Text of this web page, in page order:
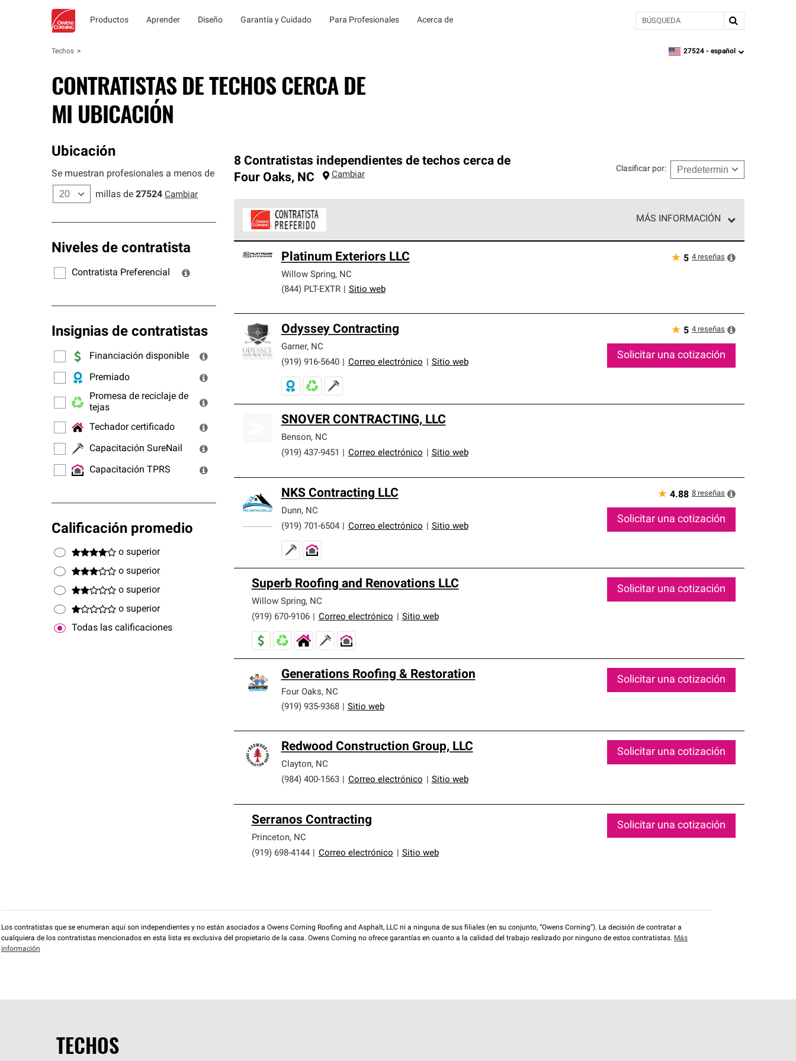
Productos Aprender Diseño Garantía y Cuidado Para Profesionales Acerca de BÚSQUEDA
Techos zipcode,language
27524 - español
CONTRATISTAS DE TECHOS CERCA DE
MI UBICACIÓN
Ubicación
Se muestran profesionales a menos de
millas de 27524 Cambiar
Niveles de contratista
Contratista Preferencial
Insignias de contratistas
Financiación disponible
Premiado
Promesa de reciclaje de
tejas
Techador certificado
Capacitación SureNail
Capacitación TPRS
Calificación promedio
o superior
o superior
o superior
o superior
Todas las calificaciones
8 Contratistas independientes de techos cerca de
Four Oaks, NC Cambiar
Clasificar por:
MÁS INFORMACIÓN
cumplen con altos estándares y requisitos estrictos de profesionalismo y confiabilidad.
Platinum Exteriors LLC
Willow Spring, NC
(844) PLT-EXTR
Sitio web
★ 5 4 reseñas
Odyssey Contracting
Garner, NC
(919) 916-5640
Correo electrónico Sitio web
★ 5 4 reseñas
Solicitar una cotización
SNOVER CONTRACTING, LLC
Benson, NC
(919) 437-9451
Correo electrónico Sitio web
NKS Contracting LLC
Dunn, NC
(919) 701-6504
Correo electrónico Sitio web
★ 4.88 8 reseñas
Solicitar una cotización
Superb Roofing and Renovations LLC
Willow Spring, NC
(919) 670-9106
Correo electrónico Sitio web
Solicitar una cotización
Generations Roofing & Restoration
Four Oaks, NC
(919) 935-9368
Sitio web
Solicitar una cotización
Redwood Construction Group, LLC
Clayton, NC
(984) 400-1563
Correo electrónico Sitio web
Solicitar una cotización
Serranos Contracting
Princeton, NC
(919) 698-4144
Correo electrónico Sitio web
Solicitar una cotización
Los contratistas que se enumeran aquí son independientes y no están asociados a Owens Corning Roofing and Asphalt, LLC ni a ninguna de sus filiales (en su conjunto, “Owens Corning”). La decisión de contratar a
cualquiera de los contratistas mencionados en esta lista es exclusiva del propietario de la casa. Owens Corning no ofrece garantías en cuanto a la calidad del trabajo realizado por ninguno de estos contratistas. Más
información
TECHOS